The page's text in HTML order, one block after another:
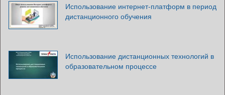
Использование интернет-платформ в период
дистанционного обучения
Использование дистанционных технологий в
образовательном процессе